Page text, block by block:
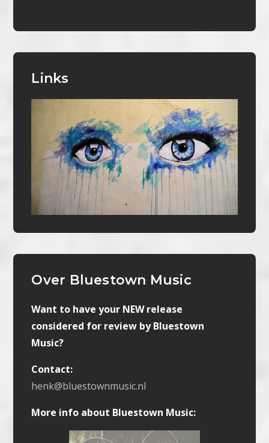
Links
Over Bluestown Music
Want to have your NEW release
considered for review by Bluestown
Music?
Contact:
henk@bluestownmusic.nl
More info about Bluestown Music: